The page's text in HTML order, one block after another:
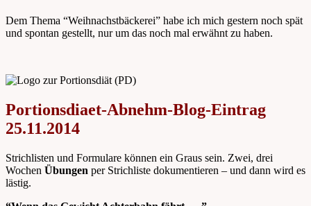
Dem Thema “Weihnachstbäckerei” habe ich mich gestern noch spät
und spontan gestellt, nur um das noch mal erwähnt zu haben.
Portionsdiaet-Abnehm-Blog-Eintrag
25.11.2014
Strichlisten und Formulare können ein Graus sein. Zwei, drei
Wochen Übungen per Strichliste dokumentieren – und dann wird es
lästig.